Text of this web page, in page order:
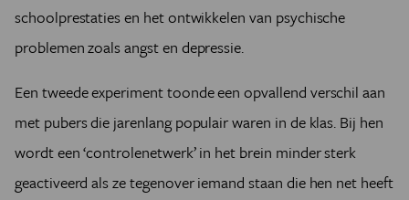
schoolprestaties en het ontwikkelen van psychische
problemen zoals angst en depressie.
Een tweede experiment toonde een opvallend verschil aan
met pubers die jarenlang populair waren in de klas. Bij hen
wordt een ‘controlenetwerk’ in het brein minder sterk
geactiveerd als ze tegenover iemand staan die hen net heeft